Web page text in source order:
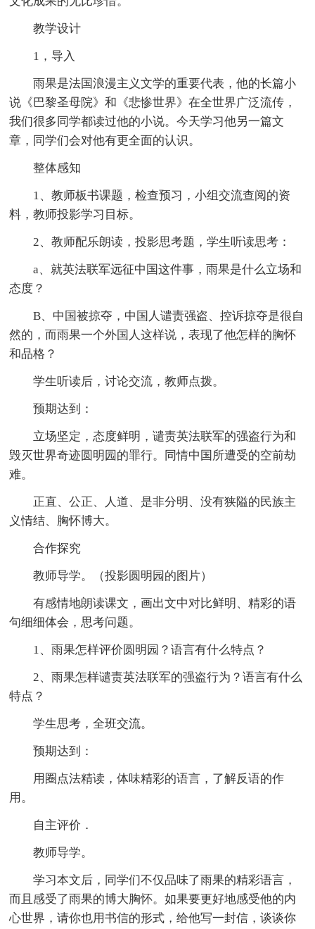
教学设计
1，导入
雨果是法国浪漫主义文学的重要代表，他的长篇小
说《巴黎圣母院》和《悲惨世界》在全世界广泛流传，
我们很多同学都读过他的小说。今天学习他另一篇文
章，同学们会对他有更全面的认识。
整体感知
1、教师板书课题，检查预习，小组交流查阅的资
料，教师投影学习目标。
2、教师配乐朗读，投影思考题，学生听读思考：
a、就英法联军远征中国这件事，雨果是什么立场和
态度？
B、中国被掠夺，中国人谴责强盗、控诉掠夺是很自
然的，而雨果一个外国人这样说，表现了他怎样的胸怀
和品格？
学生听读后，讨论交流，教师点拨。
预期达到：
立场坚定，态度鲜明，谴责英法联军的强盗行为和
毁灭世界奇迹圆明园的罪行。同情中国所遭受的空前劫
难。
正直、公正、人道、是非分明、没有狭隘的民族主
义情结、胸怀博大。
合作探究
教师导学。（投影圆明园的图片）
有感情地朗读课文，画出文中对比鲜明、精彩的语
句细细体会，思考问题。
1、雨果怎样评价圆明园？语言有什么特点？
2、雨果怎样谴责英法联军的强盗行为？语言有什么
特点？
学生思考，全班交流。
预期达到：
用圈点法精读，体味精彩的语言，了解反语的作
用。
自主评价．
教师导学。
学习本文后，同学们不仅品味了雨果的精彩语言，
而且感受了雨果的博大胸怀。如果要更好地感受他的内
心世界，请你也用书信的形式，给他写一封信，谈谈你